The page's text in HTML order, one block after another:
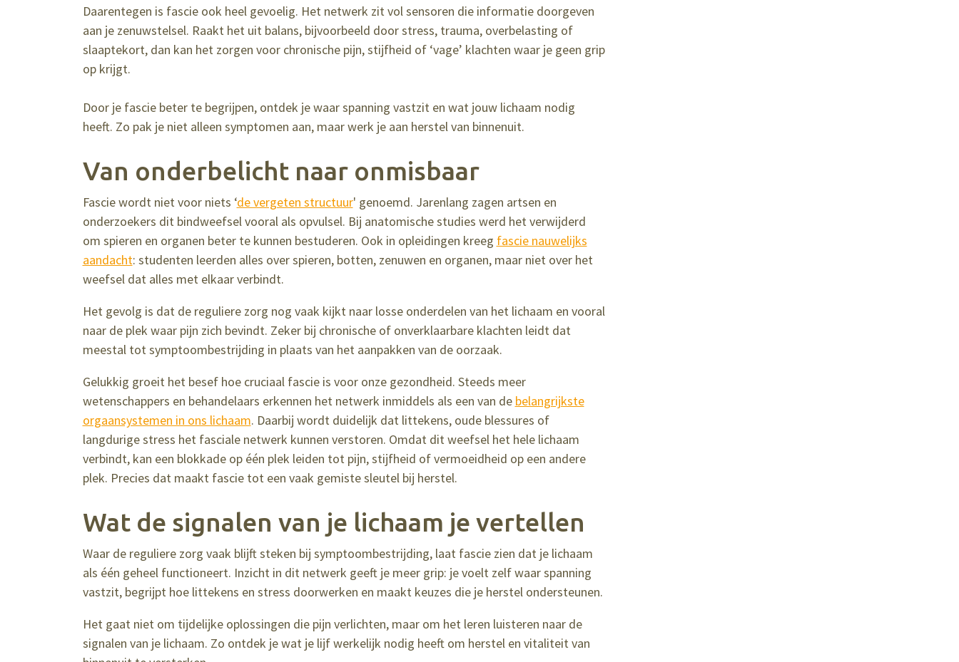
Daarentegen is fascie ook heel gevoelig. Het netwerk zit vol sensoren die informatie doorgeven
aan je zenuwstelsel. Raakt het uit balans, bijvoorbeeld door stress, trauma, overbelasting of
slaaptekort, dan kan het zorgen voor chronische pijn, stijfheid of ‘vage’ klachten waar je geen grip
op krijgt.
Door je fascie beter te begrijpen, ontdek je waar spanning vastzit en wat jouw lichaam nodig
heeft. Zo pak je niet alleen symptomen aan, maar werk je aan herstel van binnenuit.
Van onderbelicht naar onmisbaar
Fascie wordt niet voor niets ‘de vergeten structuur' genoemd. Jarenlang zagen artsen en
onderzoekers dit bindweefsel vooral als opvulsel. Bij anatomische studies werd het verwijderd
om spieren en organen beter te kunnen bestuderen. Ook in opleidingen kreeg fascie nauwelijks
aandacht: studenten leerden alles over spieren, botten, zenuwen en organen, maar niet over het
weefsel dat alles met elkaar verbindt.
Het gevolg is dat de reguliere zorg nog vaak kijkt naar losse onderdelen van het lichaam en vooral
naar de plek waar pijn zich bevindt. Zeker bij chronische of onverklaarbare klachten leidt dat
meestal tot symptoombestrijding in plaats van het aanpakken van de oorzaak.
Gelukkig groeit het besef hoe cruciaal fascie is voor onze gezondheid. Steeds meer
wetenschappers en behandelaars erkennen het netwerk inmiddels als een van de belangrijkste
orgaansystemen in ons lichaam. Daarbij wordt duidelijk dat littekens, oude blessures of
langdurige stress het fasciale netwerk kunnen verstoren. Omdat dit weefsel het hele lichaam
verbindt, kan een blokkade op één plek leiden tot pijn, stijfheid of vermoeidheid op een andere
plek. Precies dat maakt fascie tot een vaak gemiste sleutel bij herstel.
Wat de signalen van je lichaam je vertellen
Waar de reguliere zorg vaak blijft steken bij symptoombestrijding, laat fascie zien dat je lichaam
als één geheel functioneert. Inzicht in dit netwerk geeft je meer grip: je voelt zelf waar spanning
vastzit, begrijpt hoe littekens en stress doorwerken en maakt keuzes die je herstel ondersteunen.
Het gaat niet om tijdelijke oplossingen die pijn verlichten, maar om het leren luisteren naar de
signalen van je lichaam. Zo ontdek je wat je lijf werkelijk nodig heeft om herstel en vitaliteit van